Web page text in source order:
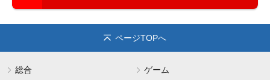
ページTOPへ
総合 ゲーム